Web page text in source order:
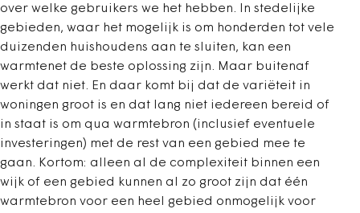
over welke gebruikers we het hebben. In stedelijke
gebieden, waar het mogelijk is om honderden tot vele
duizenden huishoudens aan te sluiten, kan een
warmtenet de beste oplossing zijn. Maar buitenaf
werkt dat niet. En daar komt bij dat de variëteit in
woningen groot is en dat lang niet iedereen bereid of
in staat is om qua warmtebron (inclusief eventuele
investeringen) met de rest van een gebied mee te
gaan. Kortom: alleen al de complexiteit binnen een
wijk of een gebied kunnen al zo groot zijn dat één
warmtebron voor een heel gebied onmogelijk voor